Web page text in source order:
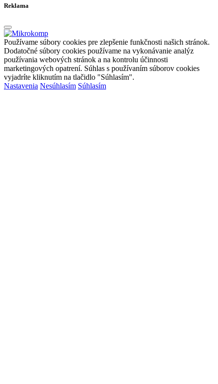
Reklama
Používame súbory cookies pre zlepšenie funkčnosti našich stránok.
Dodatočné súbory cookies používame na vykonávanie analýz
používania webových stránok a na kontrolu účinnosti
marketingových opatrení. Súhlas s používaním súborov cookies
vyjadríte kliknutím na tlačidlo "Súhlasím".
Nastavenia Nesúhlasím Súhlasím